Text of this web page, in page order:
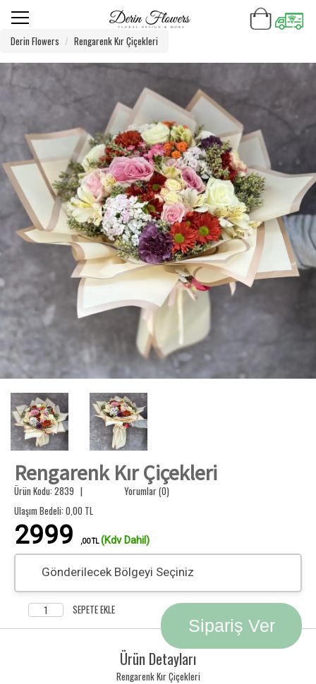
Derin Flowers Rengarenk Kır Çiçekleri
Rengarenk Kır Çiçekleri
Ürün Kodu: 2839 |
Yorumlar (0)
Ulaşım Bedeli: 0,00 TL
2999 ,00 TL(Kdv Dahil)
Gönderilecek Bölgeyi Seçiniz
Sipariş Ver
SEPETE EKLE
Ürün Detayları
Rengarenk Kır Çiçekleri